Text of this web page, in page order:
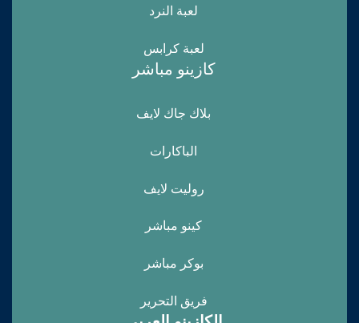
لعبة النرد
لعبة كرابس
كازينو مباشر
بلاك جاك لايف
الباكارات
روليت لايف
كينو مباشر
بوكر مباشر
فريق التحرير